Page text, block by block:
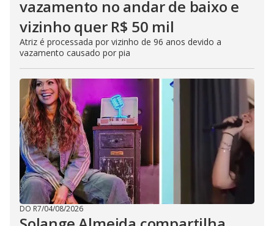
vazamento no andar de baixo e
vizinho quer R$ 50 mil
Atriz é processada por vizinho de 96 anos devido a
vazamento causado por pia
DO R7/04/08/2026